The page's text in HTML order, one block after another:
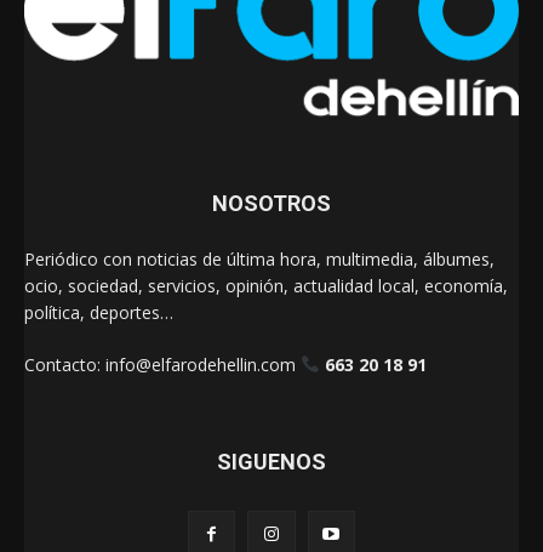
NOSOTROS
Periódico con noticias de última hora, multimedia, álbumes,
ocio, sociedad, servicios, opinión, actualidad local, economía,
política, deportes…
Contacto: info@elfarodehellin.com 663 20 18 91
SIGUENOS